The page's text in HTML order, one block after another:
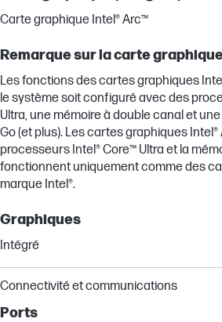
Carte graphique Intel® Arc™
Remarque sur la carte
Les fonctions des cartes graphiques
le système soit configuré avec des
Ultra, une mémoire à double canal et une
Go (et plus). Les cartes graphiques
processeurs Intel® Core™ Ultra et la
fonctionnent uniquement comme des
marque Intel®.
Graphiques
Intégré
Connectivité et communications
Ports